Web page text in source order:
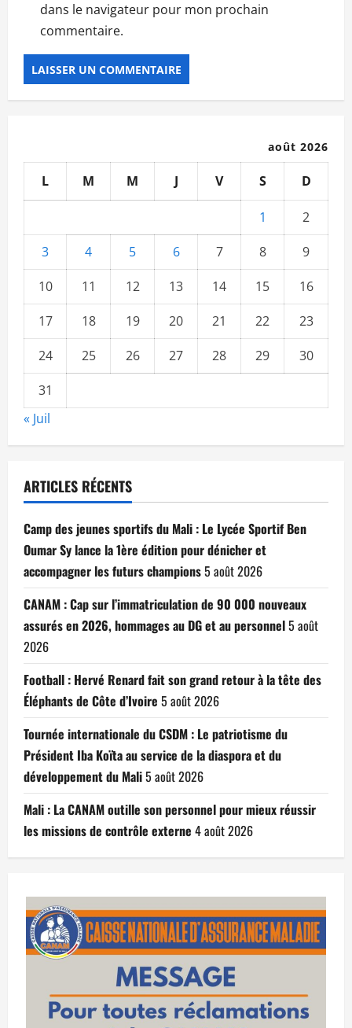
dans le navigateur pour mon prochain
commentaire.
août 2026
L M M J V S D
1
2
3
4 5 6 7 8
9
10
11 12 13 14 15
16
17
18 19 20 21 22
23
24
25 26 27 28 29
30
31
« Juil
ARTICLES RÉCENTS
Camp des jeunes sportifs du Mali : Le Lycée Sportif Ben
Oumar Sy lance la 1ère édition pour dénicher et
accompagner les futurs champions5 août 2026
CANAM : Cap sur l’immatriculation de 90 000 nouveaux
assurés en 2026, hommages au DG et au personnel5 août
2026
Football : Hervé Renard fait son grand retour à la tête des
Éléphants de Côte d’Ivoire 5 août 2026
Tournée internationale du CSDM : Le patriotisme du
Président Iba Koïta au service de la diaspora et du
développement du Mali5 août 2026
Mali : La CANAM outille son personnel pour mieux réussir
les missions de contrôle externe 4 août 2026